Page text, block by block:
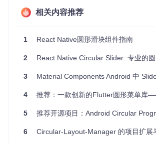
数据可视化：将百分比或数值以滑动形式
更加直观。
项目特点
高度可定制化：无论是颜色、尺寸还是形
优雅的动画效果：滑动操作伴随着平滑的
更加流畅自然。
兼容性广
：支持 Android 3.0（API 级别
适用于大多数现代设备。
到你的项目中。
相关内容推荐
1 React Native圆形滑块组件指南
2 React Native Circular Slider: 专业的
3 Material Components Android 中 Slider 组件 trackCornerSize
4 推荐：一款创新的Flutter圆形菜单库
5 推荐开源项目：Android Circular
6 Circular-Layout-Manager 的项目扩展